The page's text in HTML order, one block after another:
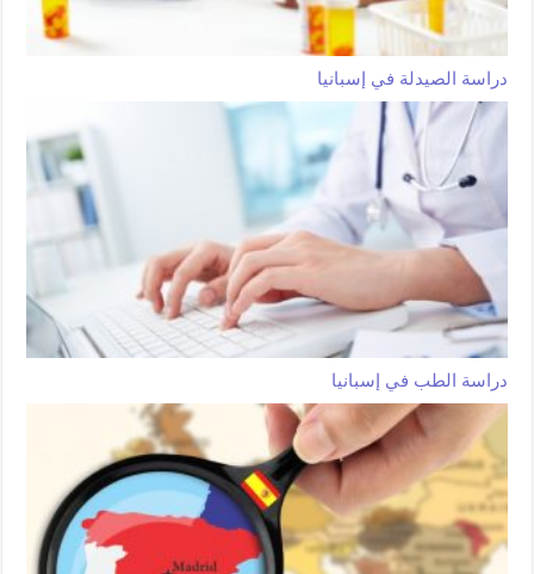
دراسة الصيدلة في إسبانيا
دراسة الطب في إسبانيا